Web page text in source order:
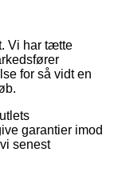
Vi har tætte
for så vidt en
garantier imod
senest